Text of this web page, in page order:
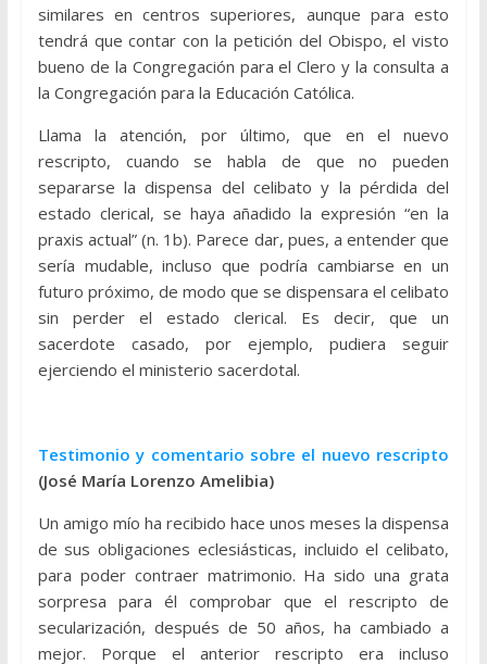
similares en centros superiores, aunque para esto
tendrá que contar con la petición del Obispo, el visto
bueno de la Congregación para el Clero y la consulta a
la Congregación para la Educación Católica.
Llama la atención, por último, que en el nuevo
rescripto, cuando se habla de que no pueden
separarse la dispensa del celibato y la pérdida del
estado clerical, se haya añadido la expresión “en la
praxis actual” (n. 1b). Parece dar, pues, a entender que
sería mudable, incluso que podría cambiarse en un
futuro próximo, de modo que se dispensara el celibato
sin perder el estado clerical. Es decir, que un
sacerdote casado, por ejemplo, pudiera seguir
ejerciendo el ministerio sacerdotal.
Testimonio y comentario sobre el nuevo rescripto
(José María Lorenzo Amelibia)
Un amigo mío ha recibido hace unos meses la dispensa
de sus obligaciones eclesiásticas, incluido el celibato,
para poder contraer matrimonio. Ha sido una grata
sorpresa para él comprobar que el rescripto de
secularización, después de 50 años, ha cambiado a
mejor. Porque el anterior rescripto era incluso